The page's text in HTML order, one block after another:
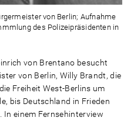
von Berlin; Aufnahme
des Polizeipräsidenten in
von Brentano besucht
von Berlin, Willy Brandt, die
Freiheit West-Berlins um
bis Deutschland in Frieden
In einem Fernsehinterview